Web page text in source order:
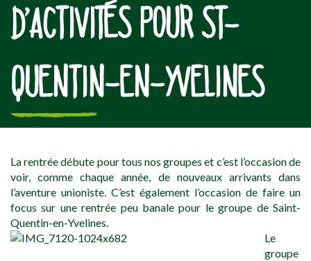
D’ACTIVITÉS POUR ST-
QUENTIN-EN-YVELINES
La rentrée débute pour tous nos groupes et c’est l’occasion de
voir, comme chaque année, de nouveaux arrivants dans
l’aventure unioniste. C’est également l’occasion de faire un
focus sur une rentrée peu banale pour le groupe de Saint-
Quentin-en-Yvelines.
Le
groupe